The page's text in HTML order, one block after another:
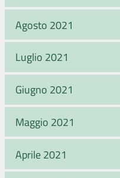
Agosto 2021
Luglio 2021
Giugno 2021
Maggio 2021
Aprile 2021